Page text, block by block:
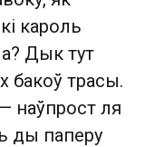
кароль
Дык тут
бакоў трасы.
наўпрост ля
ды паперу